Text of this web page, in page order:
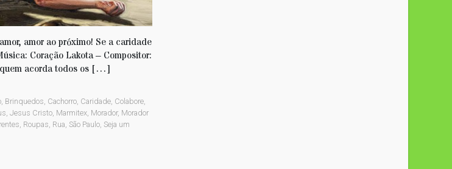
amor ao próximo! Se a caridade
Coração Lakota – Compositor:
quem acorda todos os […]
Brinquedos Cachorro Caridade Colabore
Jesus Cristo Marmitex Morador, Morador
Roupas Rua São Paulo Seja um